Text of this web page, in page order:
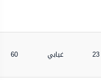
23 غيابي 60